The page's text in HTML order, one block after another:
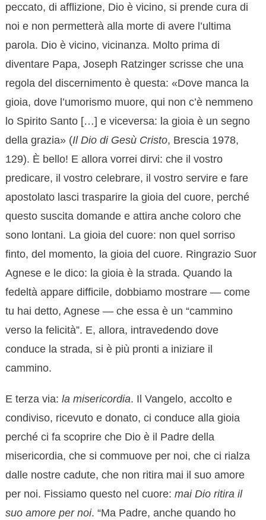
peccato, di afflizione, Dio è vicino, si prende cura di
noi e non permetterà alla morte di avere l’ultima
parola. Dio è vicino, vicinanza. Molto prima di
diventare Papa, Joseph Ratzinger scrisse che una
regola del discernimento è questa: «Dove manca la
gioia, dove l’umorismo muore, qui non c’è nemmeno
lo Spirito Santo […] e viceversa: la gioia è un segno
della grazia» (Il Dio di Gesù Cristo, Brescia 1978,
129). È bello! E allora vorrei dirvi: che il vostro
predicare, il vostro celebrare, il vostro servire e fare
apostolato lasci trasparire la gioia del cuore, perché
questo suscita domande e attira anche coloro che
sono lontani. La gioia del cuore: non quel sorriso
finto, del momento, la gioia del cuore. Ringrazio Suor
Agnese e le dico: la gioia è la strada. Quando la
fedeltà appare difficile, dobbiamo mostrare — come
tu hai detto, Agnese — che essa è un “cammino
verso la felicità”. E, allora, intravedendo dove
conduce la strada, si è più pronti a iniziare il
cammino.
E terza via: la misericordia. Il Vangelo, accolto e
condiviso, ricevuto e donato, ci conduce alla gioia
perché ci fa scoprire che Dio è il Padre della
misericordia, che si commuove per noi, che ci rialza
dalle nostre cadute, che non ritira mai il suo amore
per noi. Fissiamo questo nel cuore: mai Dio ritira il
suo amore per noi. “Ma Padre, anche quando ho